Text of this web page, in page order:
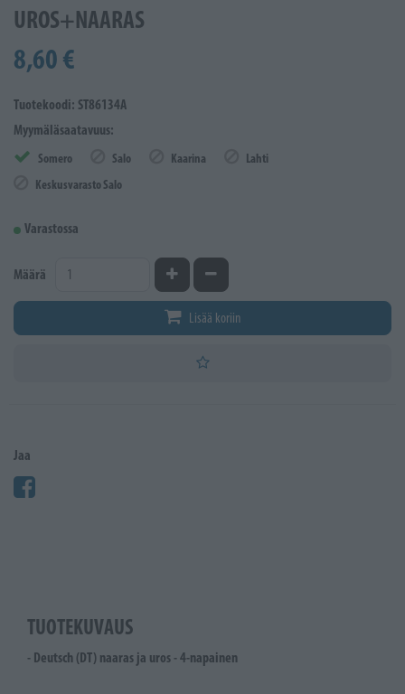
UROS+NAARAS
8,60 €
Tuotekoodi: ST86134A
Myymäläsaatavuus:
Somero Salo Kaarina
Lahti
Keskusvarasto Salo
Varastossa
Määrä Kasvata määrääVähennä määrää
Lisää koriin
Jaa
TUOTEKUVAUS
- Deutsch (DT) naaras ja uros - 4-napainen